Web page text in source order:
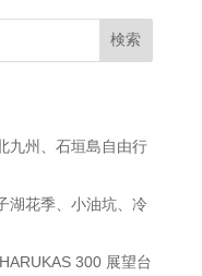
検索
九州、石垣島自由行
湖花季、小油坑、冷
300 展望台